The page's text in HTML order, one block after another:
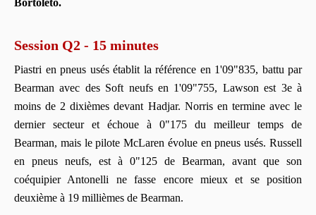
Session Q2 - 15 minutes
Piastri en pneus usés établit la référence en 1'09"835, battu par
Bearman avec des Soft neufs en 1'09"755, Lawson est 3e à
moins de 2 dixièmes devant Hadjar. Norris en termine avec le
dernier secteur et échoue à 0"175 du meilleur temps de
Bearman, mais le pilote McLaren évolue en pneus usés. Russell
en pneus neufs, est à 0"125 de Bearman, avant que son
coéquipier Antonelli ne fasse encore mieux et se position
deuxième à 19 millièmes de Bearman.